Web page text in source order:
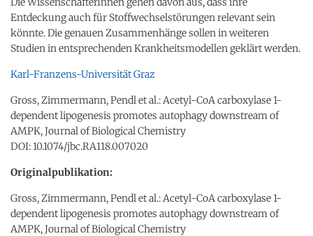
Entdeckung auch für Stoffwechselstörungen relevant sein
könnte. Die genauen Zusammenhänge sollen in weiteren
Studien in entsprechenden Krankheitsmodellen geklärt werden.
Karl-Franzens-Universität Graz
Gross, Zimmermann, Pendl et al.: Acetyl-CoA carboxylase 1-
dependent lipogenesis promotes autophagy downstream of
AMPK, Journal of Biological Chemistry
DOI: 10.1074/jbc.RA118.007020
Originalpublikation:
Gross, Zimmermann, Pendl et al.: Acetyl-CoA carboxylase 1-
dependent lipogenesis promotes autophagy downstream of
AMPK, Journal of Biological Chemistry